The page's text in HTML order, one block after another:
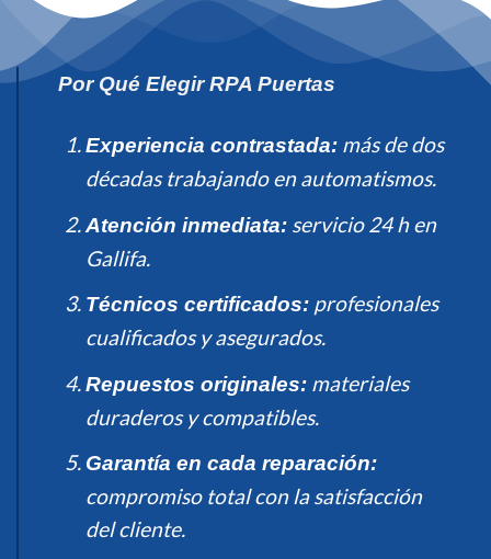
Por Qué Elegir RPA Puertas
Experiencia contrastada:más de dos
décadas trabajando en automatismos.
Atención inmediata:servicio 24 h en
Gallifa.
Técnicos certificados:profesionales
cualificados y asegurados.
Repuestos originales:materiales
duraderos y compatibles.
Garantía en cada reparación:
compromiso total con la satisfacción
del cliente.